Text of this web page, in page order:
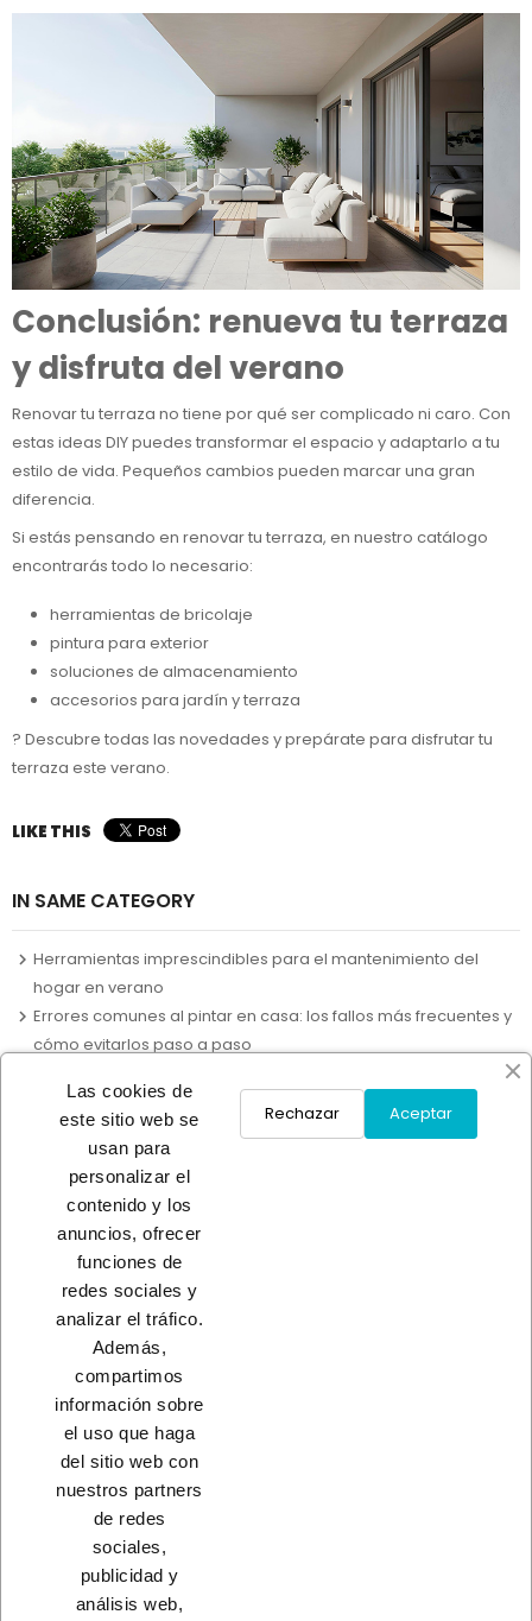
BLOG CATEGORIES
RECENT ARTICLES
Conclusión: renueva tu terraza
y disfruta del verano
Renovar tu terraza no tiene por qué ser complicado ni caro. Con
estas ideas DIY puedes transformar el espacio y adaptarlo a tu
estilo de vida. Pequeños cambios pueden marcar una gran
diferencia.
Si estás pensando en renovar tu terraza, en nuestro catálogo
encontrarás todo lo necesario:
herramientas de bricolaje
pintura para exterior
soluciones de almacenamiento
accesorios para jardín y terraza
? Descubre todas las novedades y prepárate para disfrutar tu
terraza este verano.
LIKE THIS
IN SAME CATEGORY
Herramientas imprescindibles para el mantenimiento del
hogar en verano
Errores comunes al pintar en casa: los fallos más frecuentes y
cómo evitarlos paso a paso
práctica paso a paso)
Guía definitiva de pintura para casa: qué pintura usar en cada
superficie de tu hogar
Cómo preparar tu jardín para la primavera y dejarlo perfecto
tras el invierno
RELATED BY TAGS
CONTACTO
PRODUCTOS
Las cookies de
este sitio web se
usan para
personalizar el
contenido y los
anuncios, ofrecer
funciones de
redes sociales y
analizar el tráfico.
Además,
compartimos
información sobre
el uso que haga
del sitio web con
nuestros partners
de redes
sociales,
publicidad y
análisis web,
Aceptar
Rechazar